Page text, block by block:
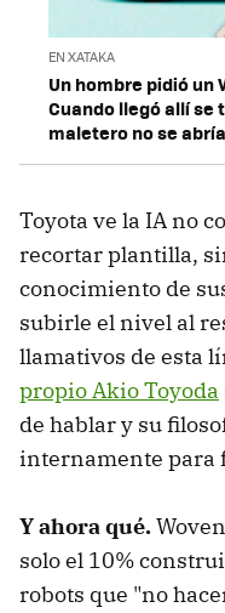
EN XATAKA
Un hombre pidió un
Cuando llegó allí se
maletero no se abría
Toyota ve la IA no
recortar plantilla,
conocimiento de
subirle el nivel al
llamativos de esta
propio Akio Toyoda
de hablar y su
internamente para
Y ahora qué.
solo el 10%
robots que "no